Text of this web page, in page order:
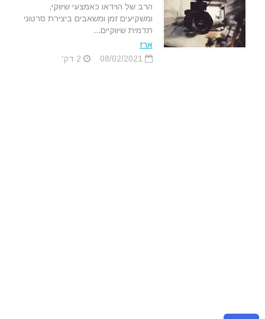
הרב של הוידאו כאמצעי שיווקי,
ומשקיעים זמן ומשאבים ביצירת סרטוני
תדמית שיווקיים...
ארז